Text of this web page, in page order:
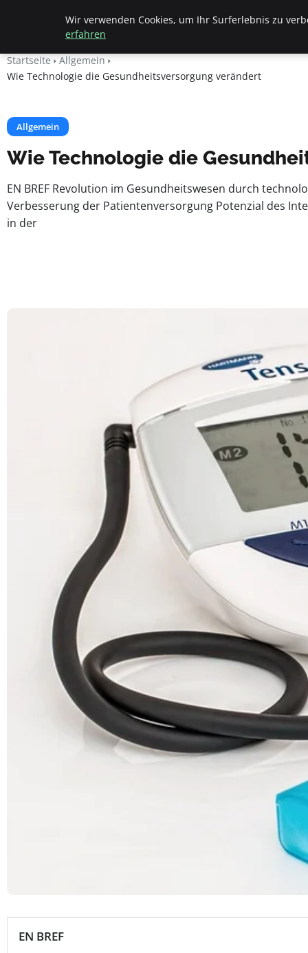
Beyond Surface
Startseite
Allgemein
Wie Technologie die Gesundheitsversorgung verändert
Allgemein
Wie Technologie die
EN BREF Revolution im Gesundheitswesen durch
Verbesserung der Patientenversorgung Potenzial des
in der
EN BREF
Wir verwenden Cookies, um Ihr Surferlebnis zu
erfahren